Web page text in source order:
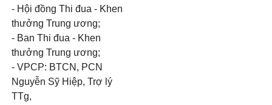
- Hội đồng Thi đua - Khen
thưởng Trung ương;
- Ban Thi đua - Khen
thưởng Trung ương;
- VPCP: BTCN, PCN
Nguyễn Sỹ Hiệp, Trợ lý
TTg,